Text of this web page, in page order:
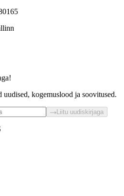
uudised, kogemuslood ja soovitused.
Liitu uudiskirjaga